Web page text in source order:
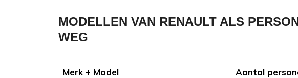
MODELLEN VAN RENAULT ALS
WEG
Merk + Model
Aantal